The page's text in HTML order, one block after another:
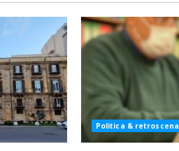
Politica & retroscena